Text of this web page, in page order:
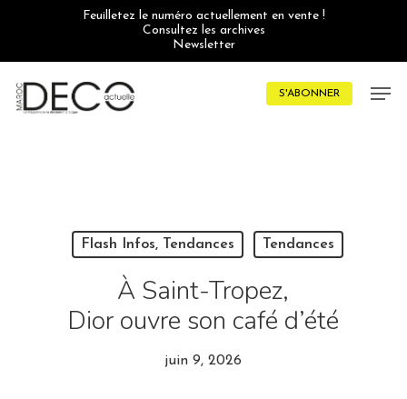
Feuilletez le numéro actuellement en vente !
Consultez les archives
Newsletter
S'ABONNER
Flash Infos, Tendances Tendances
À Saint-Tropez,
Dior ouvre son café d’été
juin 9, 2026